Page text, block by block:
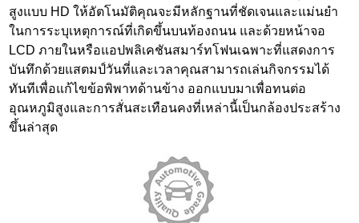
สูงแบบ HD ให้อัตโนมัติคุณจะมีหลักฐานที่ชัดเจนและแม่นยำ
ในการระบุเหตุการณ์ที่เกิดขึ้นบนท้องถนน และด้วยหน้าจอ
LCD ภายในหรือแอปพลิเคชันสมาร์ทโฟนเฉพาะที่แสดงการ
บันทึกด้วยแสตมป์วันที่และเวลาคุณสามารถเล่นกิจกรรมได้
ทันทีเพื่อแก้ไขข้อพิพาทด้านข้าง ออกแบบมาเพื่อทนต่อ
อุณหภูมิสูงและการสั่นสะเทือนคงที่เหล่านี้เป็นกล้องประสร้าง
ขึ้นล่าสุด